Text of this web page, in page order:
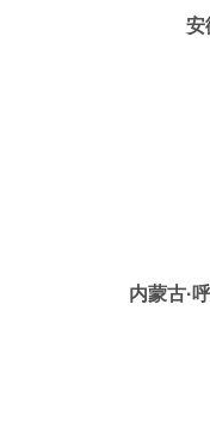
安
内蒙古·